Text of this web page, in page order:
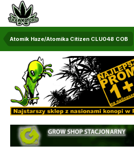
Atomik Haze/Atomika Citizen CLU048 COB